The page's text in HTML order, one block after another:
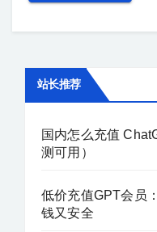
站长推荐
国内怎么充值
测可用）
低价充值GPT会员
钱又安全